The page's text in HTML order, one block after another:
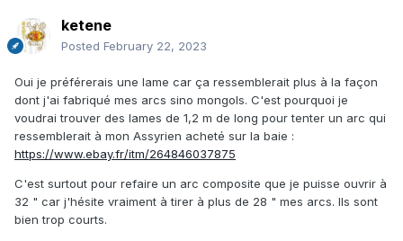
ketene
Posted February 22, 2023
Oui je préférerais une lame car ça ressemblerait plus à la façon
dont j'ai fabriqué mes arcs sino mongols. C'est pourquoi je
voudrai trouver des lames de 1,2 m de long pour tenter un arc qui
ressemblerait à mon Assyrien acheté sur la baie :
https://www.ebay.fr/itm/264846037875
C'est surtout pour refaire un arc composite que je puisse ouvrir à
32 " car j'hésite vraiment à tirer à plus de 28 " mes arcs. Ils sont
bien trop courts.